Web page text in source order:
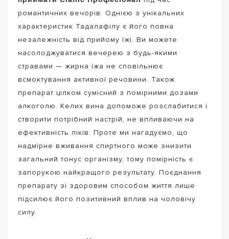
романтичних вечорів. Однією з унікальних
характеристик Тадалафілу є його повна
незалежність від прийому їжі. Ви можете
насолоджуватися вечерею з будь-якими
стравами — жирна їжа не сповільнює
всмоктування активної речовини. Також
препарат цілком сумісний з помірними дозами
алкоголю. Келих вина допоможе розслабитися і
створити потрібний настрій, не впливаючи на
ефективність ліків. Проте ми нагадуємо, що
надмірне вживання спиртного може знизити
загальний тонус організму, тому помірність є
запорукою найкращого результату. Поєднання
препарату зі здоровим способом життя лише
підсилює його позитивний вплив на чоловічу
силу.